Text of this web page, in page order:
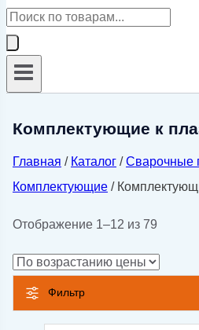
Поиск
товаров
Комплектующие к
Главная / Каталог / Сварочные
Комплектующие /
Отображение 1–12 из 79
Фильтр